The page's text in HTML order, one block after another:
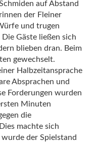
auf Abstand
der Fleiner
und trugen
Gäste ließen sich
blieben dran. Beim
gewechselt.
Halbzeitansprache
Absprachen und
Forderungen wurden
Minuten
die
machte sich
der Spielstand